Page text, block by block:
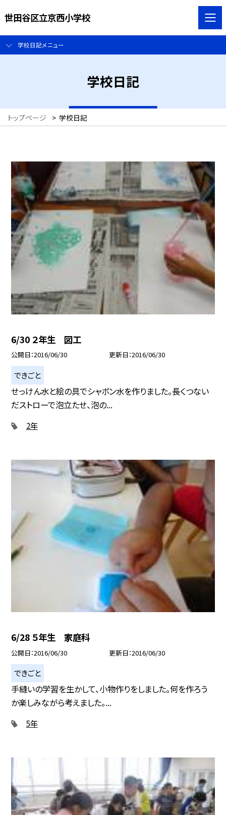
世田谷区立京西小学校
学校日記メニュー
学校日記
トップページ > 学校日記
6/30 ２年生 図工
公開日 2016/06/30 更新日 2016/06/30
できごと
せっけん水と絵の具でシャボン水を作りました。長くつない
だストローで泡立たせ、泡の...
2年
6/28 ５年生 家庭科
公開日 2016/06/30 更新日 2016/06/30
できごと
手縫いの学習を生かして、小物作りをしました。何を作ろう
か楽しみながら考えました。...
5年